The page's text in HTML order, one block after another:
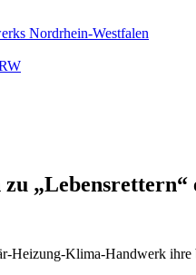
Nordrhein-Westfalen
zu
Klima-Handwerk